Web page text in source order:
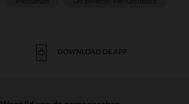
DOWNLOAD DE APP